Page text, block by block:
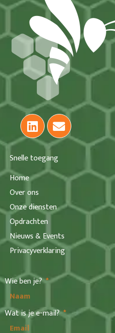
Snelle toegang
Home
Over ons
Onze diensten
Opdrachten
Nieuws & Events
Privacyverklaring
Wie ben je?
Wat is je e-mail?